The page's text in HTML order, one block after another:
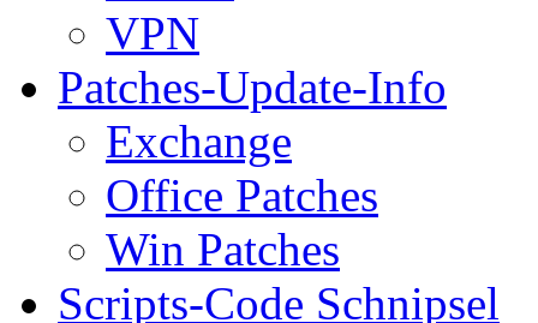
VPN
Patches-Update-Info
Exchange
Office Patches
Win Patches
Scripts-Code Schnipsel